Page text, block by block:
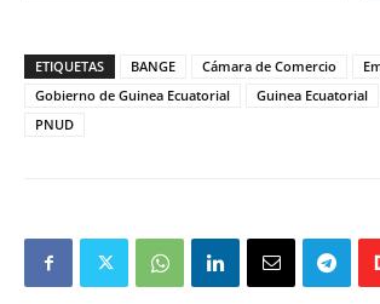
ETIQUETAS BANGE Cámara de Comercio
Gobierno de Guinea Ecuatorial
Guinea Ecuatorial
PNUD